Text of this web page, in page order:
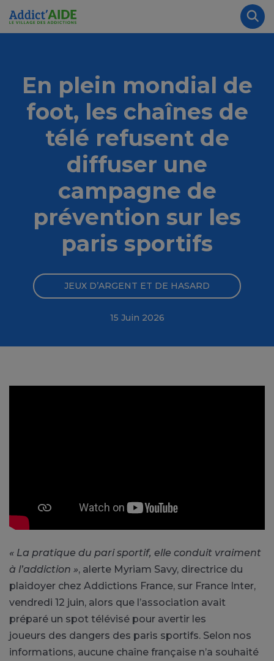
Aller au contenu principal
En plein mondial de
foot, les chaînes de
télé refusent de
diffuser une
campagne de
prévention sur les
paris sportifs
JEUX D’ARGENT ET DE HASARD
15 Juin 2026
« La pratique du pari sportif, elle conduit vraiment
à l’addiction », alerte Myriam Savy, directrice du
plaidoyer chez Addictions France, sur France Inter,
vendredi 12 juin, alors que l’association avait
préparé un spot télévisé pour avertir les
joueurs des dangers des paris sportifs. Selon nos
informations, aucune chaîne française n’a souhaité
Panneau de gestion des cookies